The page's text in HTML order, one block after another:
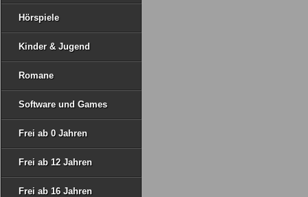
Hörspiele
Kinder & Jugend
Romane
Software und Games
Frei ab 0 Jahren
Frei ab 12 Jahren
Frei ab 16 Jahren